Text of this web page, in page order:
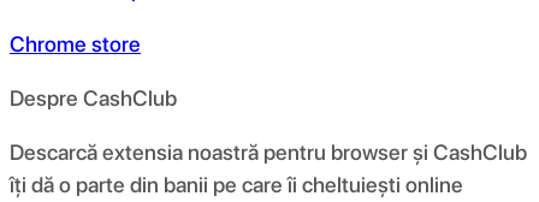
Chrome store
Despre CashClub
Descarcă extensia noastră pentru browser și CashClub
îți dă o parte din banii pe care îi cheltuiești online